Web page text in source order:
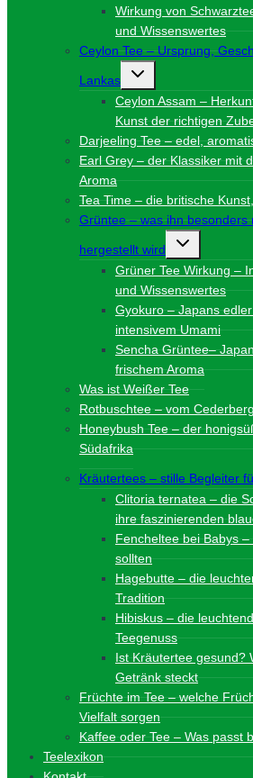
Wirkung von
und Wissenswertes
Ceylon Tee – Ursprung,
Lankas
Untermenü
Ceylon Assam –
Kunst der richtigen
Darjeeling Tee – edel,
Earl Grey – der Klassiker mit
Aroma
Tea Time – die britische
Grüntee – was ihn besonders
hergestellt wird
Untermenü
Grüner Tee Wirkung –
und Wissenswertes
Gyokuro – Japans
intensivem Umami
Sencha Grüntee–
frischem Aroma
Was ist Weißer Tee
Rotbuschtee – vom
Honeybush Tee – der
Südafrika
Kräutertees – stille Begleiter
Clitoria ternatea – die
ihre faszinierenden
Fencheltee bei Babys
sollten
Hagebutte – die
Tradition
Hibiskus – die
Teegenuss
Ist Kräutertee gesund?
Getränk steckt
Früchte im Tee – welche
Vielfalt sorgen
Kaffee oder Tee – Was passt
Teelexikon